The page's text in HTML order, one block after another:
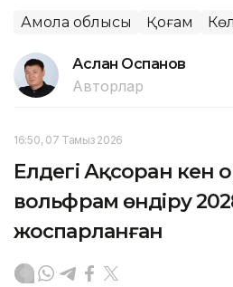
Ақмола облысы Қоғам
Аслан Оспанов
Авторлар
16:50, 07 Тамыз 2026
Елдегі Ақсоран кен
вольфрам өндіру
жоспарланған